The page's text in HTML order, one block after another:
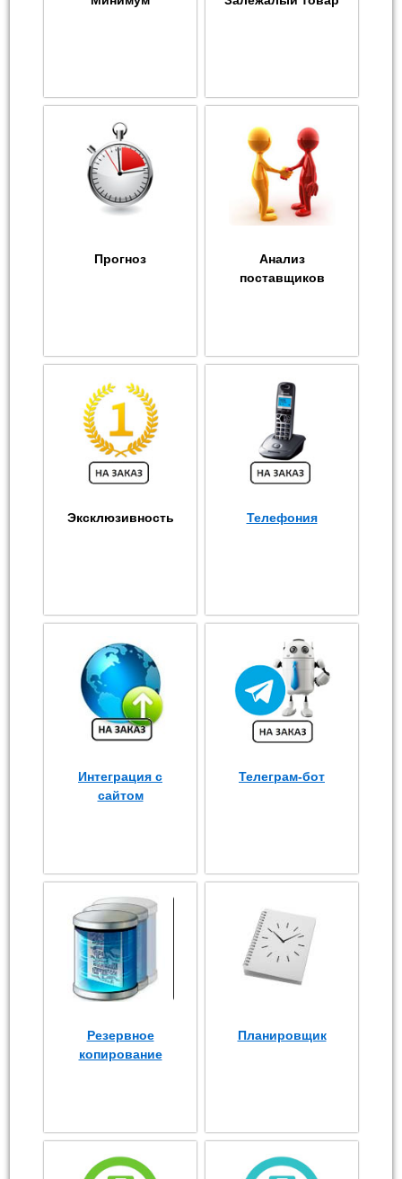
Прогноз
Анализ
поставщиков
Эксклюзивность Телефония
Интеграция с
сайтом
Телеграм-бот
Резервное
копирование
Планировщик